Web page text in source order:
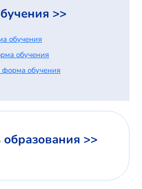
>>
обучения
обучения
обучения
>>